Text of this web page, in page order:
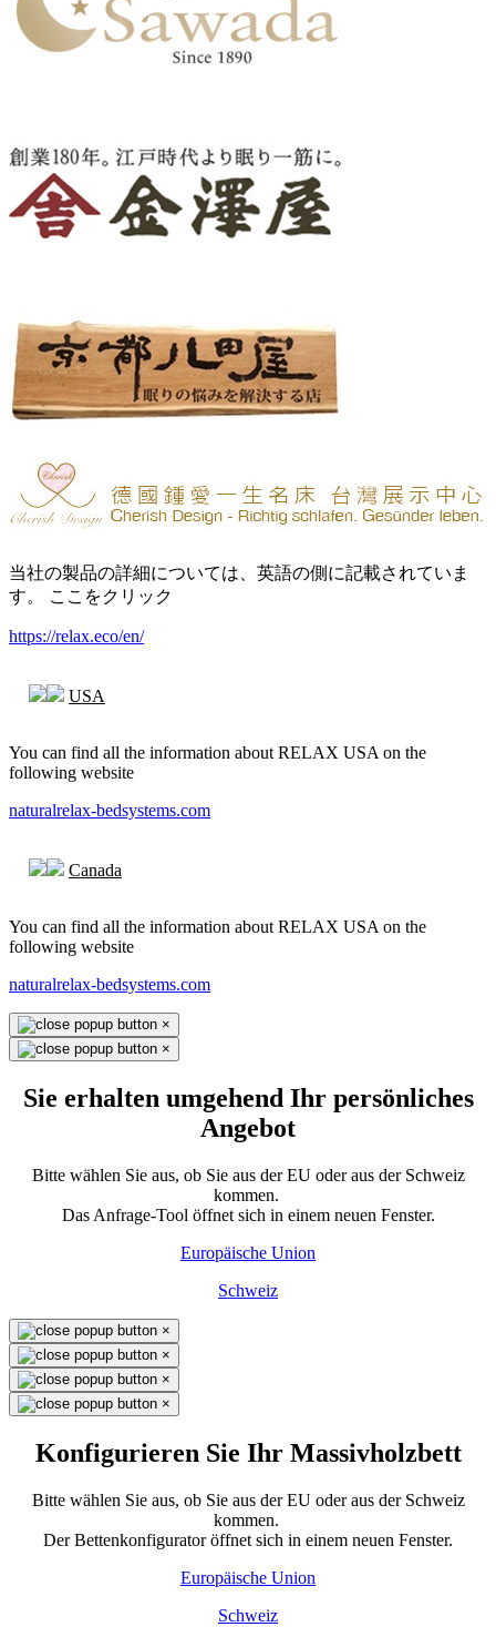
当社の製品の詳細については、英語の側に記載されていま
す。 ここをクリック
https://relax.eco/en/
USA
You can find all the information about RELAX USA on the
following website
naturalrelax-bedsystems.com
Canada
You can find all the information about RELAX USA on the
following website
naturalrelax-bedsystems.com
×
×
Sie erhalten umgehend Ihr persönliches
Angebot
Bitte wählen Sie aus, ob Sie aus der EU oder aus der Schweiz
kommen.
Das Anfrage-Tool öffnet sich in einem neuen Fenster.
Europäische Union
Schweiz
×
×
×
×
Konfigurieren Sie Ihr Massivholzbett
Bitte wählen Sie aus, ob Sie aus der EU oder aus der Schweiz
kommen.
Der Bettenkonfigurator öffnet sich in einem neuen Fenster.
Europäische Union
Schweiz